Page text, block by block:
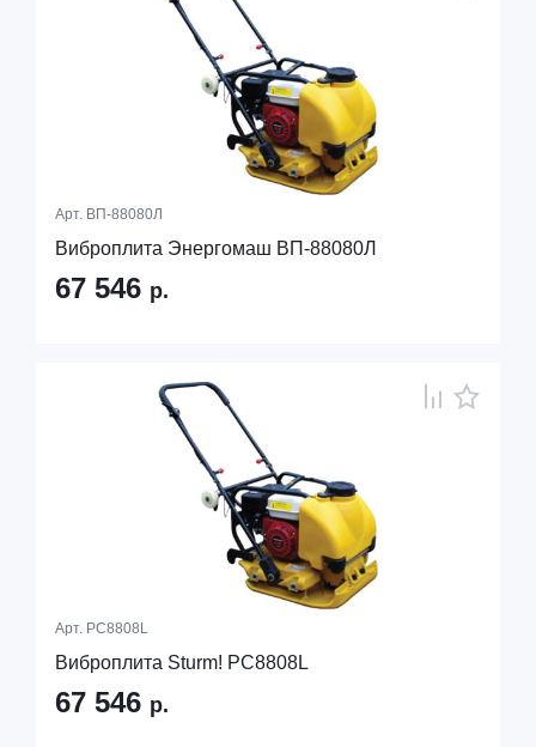
Арт. ВП-88080Л
Виброплита Энергомаш ВП-88080Л
67 546 р.
Арт. PC8808L
Виброплита Sturm! PC8808L
67 546 р.